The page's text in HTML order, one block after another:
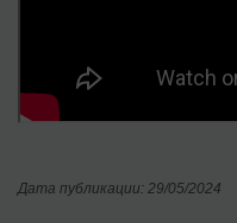
Дата публикации: 29/05/2024